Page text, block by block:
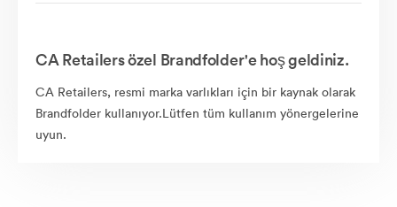
CA Retailers özel Brandfolder'e hoş geldiniz.
CA Retailers, resmi marka varlıkları için bir kaynak olarak
Brandfolder kullanıyor.Lütfen tüm kullanım yönergelerine
uyun.